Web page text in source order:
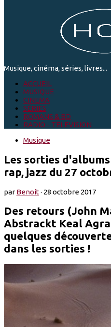
Musique, cinéma, séries, livres...
ACCUEIL
MUSIQUE
CINEMA
SÉRIES
ROMANS & BD
RADIO - TELEVISION
Musique
Les sorties
rap, jazz du 27
parBenoit· 28 octobre 2017
Des retours (John
Abstrackt Keal
quelques
dans les sorties !